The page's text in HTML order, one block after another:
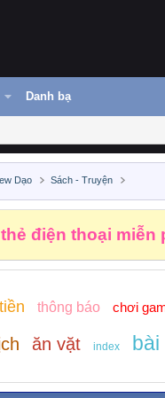
Danh bạ
Dạo Sách - Truyện
điện thoại miễn
thông báo chơi
ăn vặt index bài